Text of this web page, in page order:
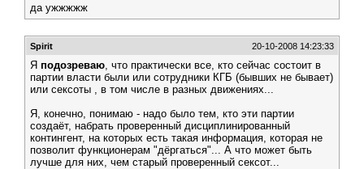
да ужжжжж
Spirit 20-10-2008 14:23:33
Я подозреваю, что практически все, кто сейчас состоит в
партии власти были или сотрудники КГБ (бывших не бывает)
или сексоты , в том числе в разных движениях...
Я, конечно, понимаю - надо было тем, кто эти партии
создаёт, набрать проверенный дисциплинированный
контингент, на которых есть такая информация, которая не
позволит функционерам "дёргаться"... А что может быть
лучше для них, чем старый проверенный сексот...